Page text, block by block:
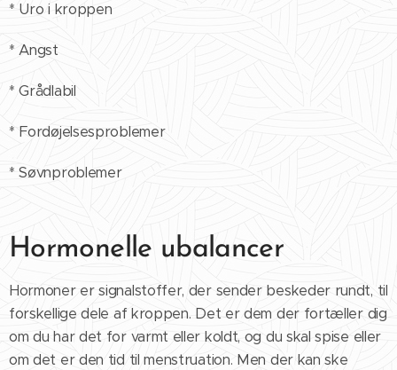
* Uro i kroppen
* Angst
* Grådlabil
* Fordøjelsesproblemer
* Søvnproblemer
Hormonelle ubalancer
Hormoner er signalstoffer, der sender beskeder rundt, til
forskellige dele af kroppen. Det er dem der fortæller dig
om du har det for varmt eller koldt, og du skal spise eller
om det er den tid til menstruation. Men der kan ske